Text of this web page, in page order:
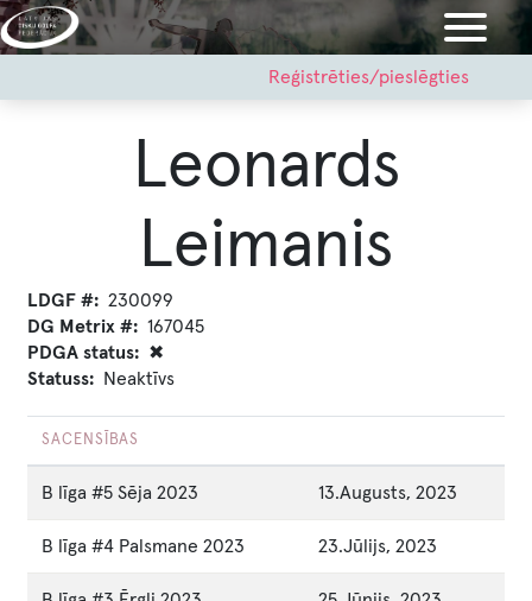
Pārlekt
uz
menu
Reģistrēties/pieslēgties
Leonards
Leimanis
LDGF #
230099
DG Metrix #
167045
PDGA status
✖
Statuss
Neaktīvs
SACENSĪBAS
B līga #5 Sēja 2023 13.Augusts, 2023
B līga #4 Palsmane 2023 23.Jūlijs, 2023